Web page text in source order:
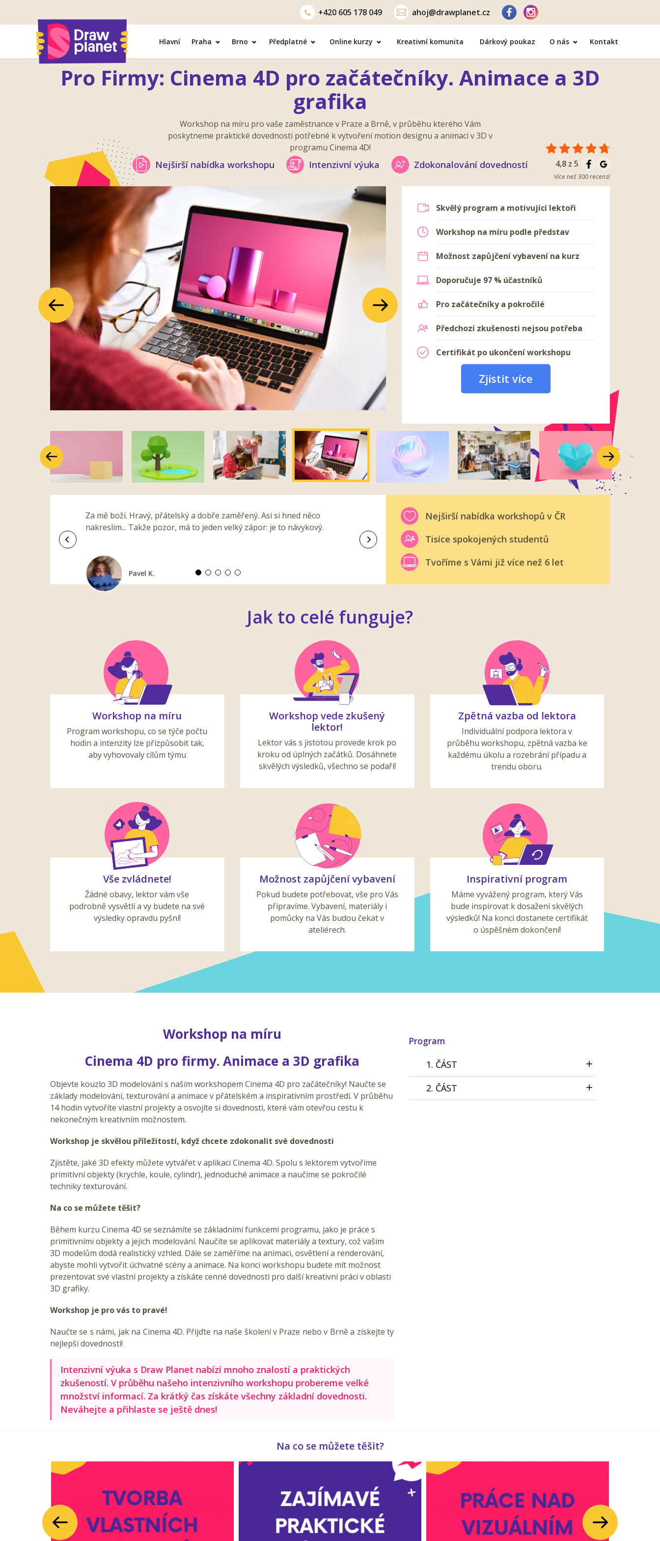
+420 605 178 049 ahoj@drawplanet.cz
Hlavní Praha Brno Předplatné Online kurzy Kreativní komunita Dárkový poukaz O nás Kontakt
Pro Firmy: Cinema 4D pro začátečníky. Animace a 3D
grafika
4,8 z 5
Více než 300 recenzí
Workshop na míru pro vaše zaměstnance v Praze a Brně, v průběhu kterého Vám
poskytneme praktické dovednosti potřebné k vytvoření motion designu a animaci v 3D v
programu Cinema 4D!
Nejširší nabídka workshopu Intenzivní výuka Zdokonalování dovedností
Předchozí
Předchozí
Další
Skvělý program a motivující lektoři
Workshop na míru podle představ
Možnost zapůjčení vybavení na kurz
Doporučuje 97 % účastníků
Pro začátečníky a pokročilé
Předchozí zkušenosti nejsou potřeba
Certifikát po ukončení workshopu
Zjistit více
Předchozí Další
Předchozí Další
Za mě boží. Hravý, přátelský a dobře zaměřený. Asi si hned něco
nakreslim... Takže pozor, má to jeden velký zápor: je to návykový.
Pavel K.
Barbora T.
Eliška A.
Miroslav S.
Zuzka N.
Nejširší nabídka workshopů v ČR
Tisíce spokojených studentů
Tvoříme s Vámi již více než 6 let
Jak to celé funguje?
Workshop na míru
Program workshopu, co se týče počtu
hodin a intenzity lze přizpůsobit tak,
aby vyhovovaly cílům týmu
Workshop vede zkušený
lektor!
Lektor vás s jistotou provede krok po
kroku od úplných začátků. Dosáhnete
skvělých výsledků, všechno se podaří!
Zpětná vazba od lektora
Individuální podpora lektora v
průběhu workshopu, zpětná vazba ke
každému úkolu a rozebrání případu a
trendu oboru.
Vše zvládnete!
Žádné obavy, lektor vám vše
podrobně vysvětlí a vy budete na své
výsledky opravdu pyšní!
Možnost zapůjčení vybavení
Pokud budete potřebovat, vše pro Vás
připravíme. Vybavení, materiály i
pomůcky na Vás budou čekat v
ateliérech.
Inspirativní program
Máme vyvážený program, který Vás
bude inspirovat k dosažení skvělých
výsledků! Na konci dostanete certifikát
o úspěšném dokončení!
Workshop na míru
Cinema 4D pro firmy. Animace a 3D grafika
Objevte kouzlo 3D modelování s naším workshopem Cinema 4D pro začátečníky! Naučte se
základy modelování, texturování a animace v přátelském a inspirativním prostředí. V průběhu
14 hodin vytvoříte vlastní projekty a osvojíte si dovednosti, které vám otevřou cestu k
nekonečným kreativním možnostem.
Workshop je skvělou příležitostí, když chcete zdokonalit své dovednosti
Zjistěte, jaké 3D efekty můžete vytvářet v aplikaci Cinema 4D. Spolu s lektorem vytvoříme
primitivní objekty (krychle, koule, cylindr), jednoduché animace a naučíme se pokročilé
techniky texturování.
Na co se můžete těšit?
Během kurzu Cinema 4D se seznámíte se základními funkcemi programu, jako je práce s
primitivními objekty a jejich modelování. Naučíte se aplikovat materiály a textury, což vašim
3D modelům dodá realistický vzhled. Dále se zaměříme na animaci, osvětlení a renderování,
abyste mohli vytvořit úchvatné scény a animace. Na konci workshopu budete mít možnost
prezentovat své vlastní projekty a získáte cenné dovednosti pro další kreativní práci v oblasti
3D grafiky.
Workshop je pro vás to pravé!
Naučte se s námi, jak na Cinema 4D. Přijďte na naše školení v Praze nebo v Brně a získejte ty
nejlepší dovednosti!
Intenzivní výuka s Draw Planet nabízí mnoho znalostí a praktických
zkušeností. V průběhu našeho intenzivního workshopu probereme velké
množství informací. Za krátký čas získáte všechny základní dovednosti.
Neváhejte a přihlaste se ještě dnes!
Program
1. ČÁST
2. ČÁST
Na co se můžete těšit?
Předchozí Další